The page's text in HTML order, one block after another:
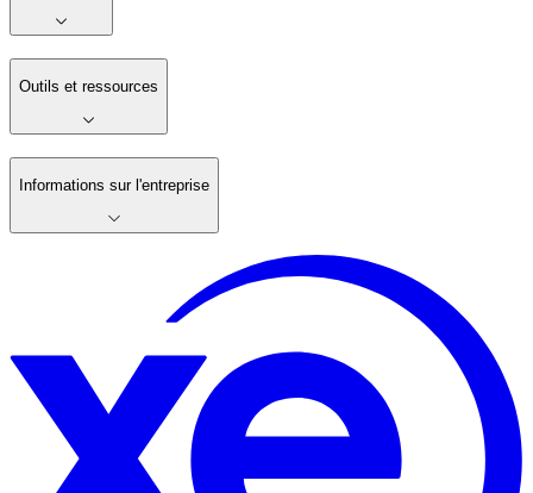
Outils et ressources
Informations sur l'entreprise